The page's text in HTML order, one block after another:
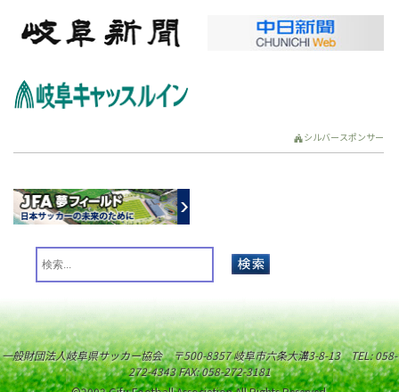
シルバースポンサー
一般財団法人岐阜県サッカー協会 〒500-8357 岐阜市六条大溝3-8-13 TEL: 058-
272-4343 FAX: 058-272-3181